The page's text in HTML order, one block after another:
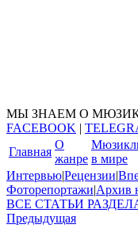
МЫ ЗНАЕМ О
FACEBOOK |
Главная
О
жанре в мире
Интервью|Рецензии|
Фоторепортажи|Aрхив
ВСЕ СТАТЬИ
Предыдущая